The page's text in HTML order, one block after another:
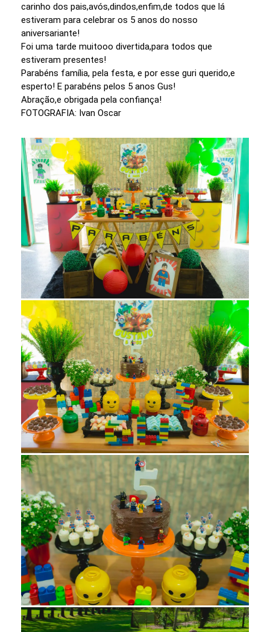
carinho dos pais,avós,dindos,enfim,de todos que lá
estiveram para celebrar os 5 anos do nosso
aniversariante!
Foi uma tarde muitooo divertida,para todos que
estiveram presentes!
Parabéns família, pela festa, e por esse guri querido,e
esperto! E parabéns pelos 5 anos Gus!
Abração,e obrigada pela confiança!
FOTOGRAFIA: Ivan Oscar